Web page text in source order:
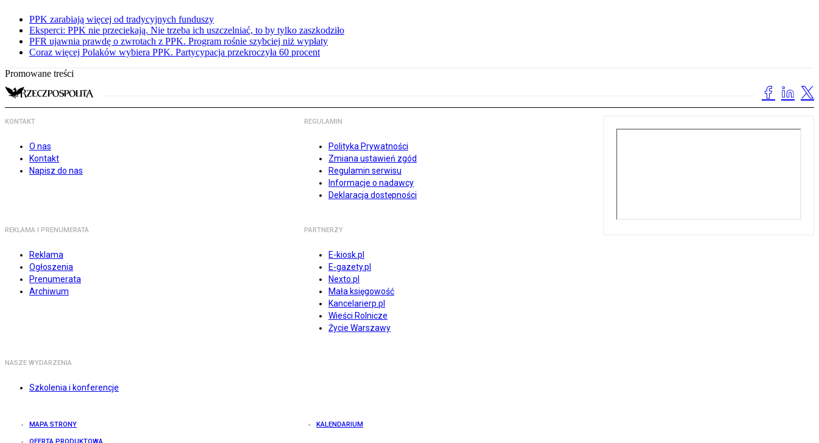
PPK zarabiają więcej od tradycyjnych funduszy
Eksperci: PPK nie przeciekają. Nie trzeba ich uszczelniać, to by tylko zaszkodziło
PFR ujawnia prawdę o zwrotach z PPK. Program rośnie szybciej niż wypłaty
Coraz więcej Polaków wybiera PPK. Partycypacja przekroczyła 60 procent
Promowane treści
KONTAKT
O nas
Kontakt
Napisz do nas
REGULAMIN
Polityka Prywatności
Zmiana ustawień zgód
Regulamin serwisu
Informacje o nadawcy
Deklaracja dostępności
REKLAMA I PRENUMERATA
Reklama
Ogłoszenia
Prenumerata
Archiwum
PARTNERZY
E-kiosk.pl
E-gazety.pl
Nexto.pl
Mała księgowość
Kancelarierp.pl
Wieści Rolnicze
Życie Warszawy
NASZE WYDARZENIA
Szkolenia i konferencje
MAPA STRONY KALENDARIUM